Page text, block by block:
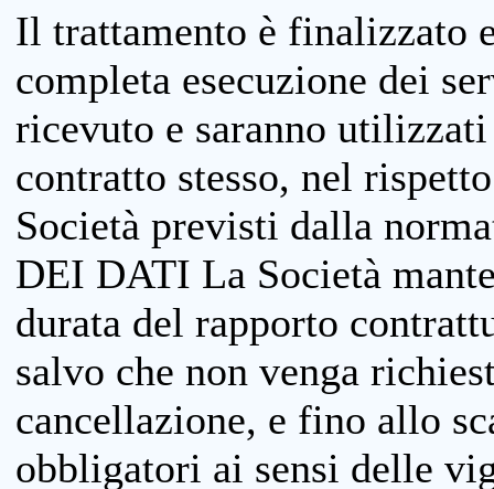
Il trattamento è finalizzato
completa esecuzione dei
ricevuto e saranno
contratto stesso, nel
Società previsti dalla
DEI DATI La Società
durata del rapporto
salvo che non venga
cancellazione, e fino allo
obbligatori ai sensi delle